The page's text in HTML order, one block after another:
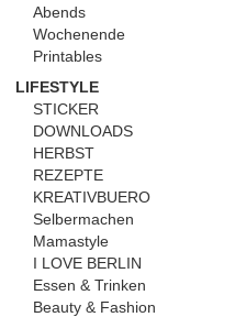
Abends
Wochenende
Printables
LIFESTYLE
STICKER
DOWNLOADS
HERBST
REZEPTE
KREATIVBUERO
Selbermachen
Mamastyle
I LOVE BERLIN
Essen & Trinken
Beauty & Fashion